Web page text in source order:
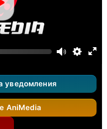
уведомления
AniMedia